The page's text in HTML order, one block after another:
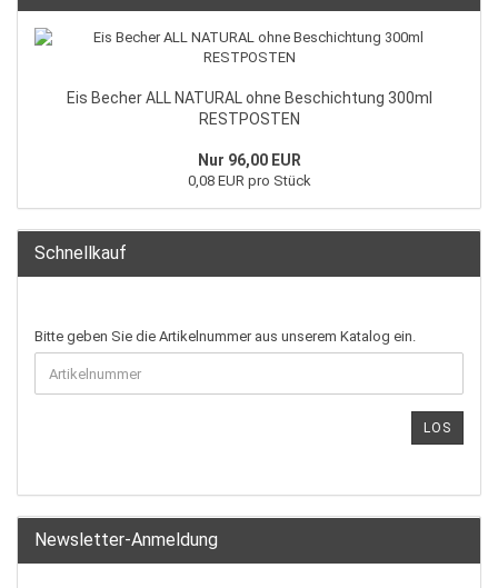
Eis Becher ALL NATURAL ohne Beschichtung 300ml
RESTPOSTEN
Nur 96,00 EUR
0,08 EUR pro Stück
Schnellkauf
Bitte geben Sie die Artikelnummer aus unserem Katalog ein.
LOS
Newsletter-Anmeldung